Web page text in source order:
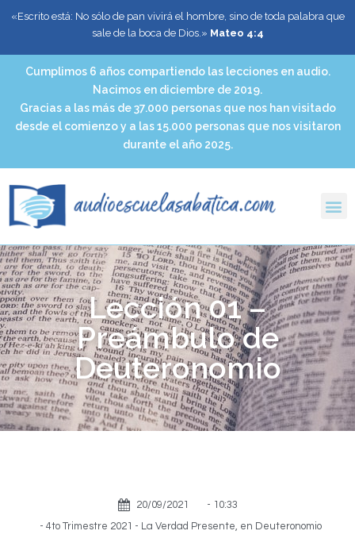
«Escrito está: No sólo de pan vivirá el hombre, sino de toda palabra que
sale de la boca de Dios.» Mateo 4:4
Cumplimos 6 años compartiendo las lecciones en audio.
Nacimos en diciembre de 2019.
Gracias a las más de 37.000 personas que nos han visitado
desde el comienzo y a las 15.000 personas que nos visitaron
durante el año 2025.
Lección 01 –
Preámbulo de
Deuteronomio
20/09/2021 - 10:33
- 4to Trimestre 2021 - La Verdad Presente, en Deuteronomio